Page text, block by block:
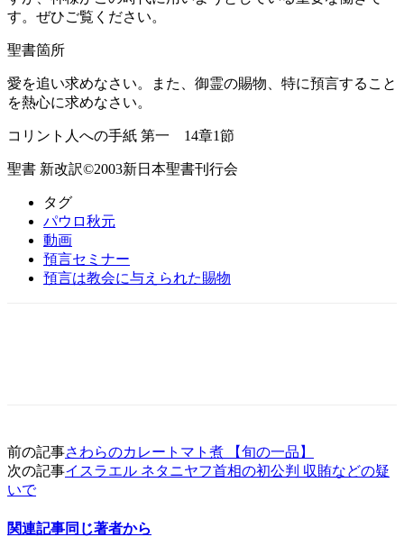
す。ぜひご覧ください。
聖書箇所
愛を追い求めなさい。また、御霊の賜物、特に預言すること
を熱心に求めなさい。
コリント人への手紙 第一 14章1節
聖書 新改訳©2003新日本聖書刊行会
タグ
パウロ秋元
動画
預言セミナー
預言は教会に与えられた賜物
前の記事さわらのカレートマト煮 【旬の一品】
次の記事イスラエル ネタニヤフ首相の初公判 収賄などの疑
いで
関連記事同じ著者から